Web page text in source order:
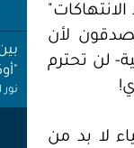
لأن
لن تحترم
لا بد من